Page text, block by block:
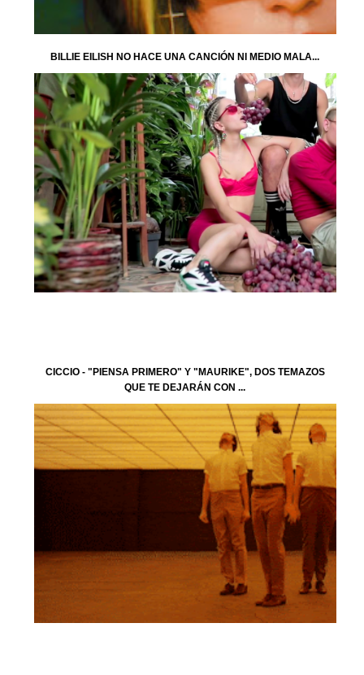
BILLIE EILISH NO HACE UNA CANCIÓN NI MEDIO MALA...
CICCIO - "PIENSA PRIMERO" Y "MAURIKE", DOS TEMAZOS
QUE TE DEJARÁN CON ...